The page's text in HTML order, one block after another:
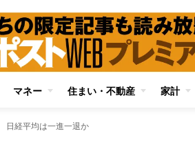
マネー 住まい・不動産 家計
日経平均は一進一退か